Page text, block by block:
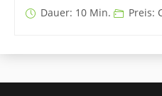
Dauer: 10 Min. Preis: